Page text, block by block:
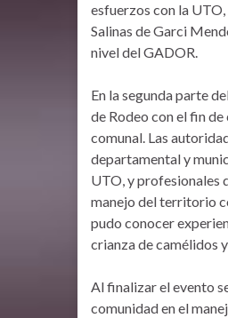
esfuerzos con la
Salinas de Garci
nivel del GADOR.
En la segunda parte
de Rodeo con el fin
comunal. Las
departamental y
UTO, y profesionales
manejo del territorio
pudo conocer
crianza de camélidos
Al finalizar el evento
comunidad en el